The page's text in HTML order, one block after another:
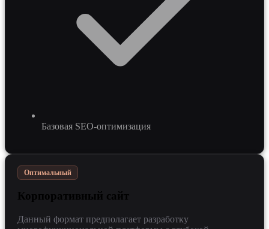
Базовая SEO-оптимизация
Оптимальный
Корпоративный сайт
Данный формат предполагает разработку